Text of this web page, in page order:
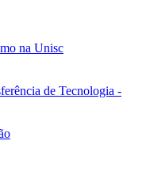
na Unisc
de Tecnologia -